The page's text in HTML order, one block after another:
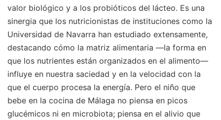
valor biológico y a los probióticos del lácteo. Es una
sinergia que los nutricionistas de instituciones como la
Universidad de Navarra han estudiado extensamente,
destacando cómo la matriz alimentaria —la forma en
que los nutrientes están organizados en el alimento—
influye en nuestra saciedad y en la velocidad con la
que el cuerpo procesa la energía. Pero el niño que
bebe en la cocina de Málaga no piensa en picos
glucémicos ni en microbiota; piensa en el alivio que